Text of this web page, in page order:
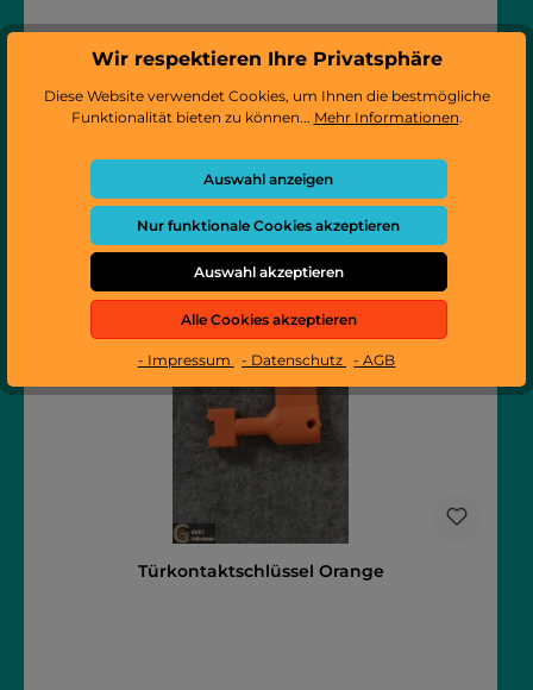
Regulärer Preis:
29,62 €
In den Warenkorb
Türkontaktschlüssel Orange
Wir respektieren Ihre Privatsphäre
Diese Website verwendet Cookies, um Ihnen die bestmögliche
Funktionalität bieten zu können... Mehr Informationen.
Auswahl anzeigen
Nur funktionale Cookies akzeptieren
Auswahl akzeptieren
Alle Cookies akzeptieren
- Impressum - Datenschutz - AGB